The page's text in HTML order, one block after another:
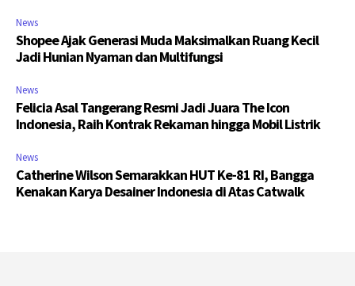
News
Shopee Ajak Generasi Muda Maksimalkan Ruang Kecil
Jadi Hunian Nyaman dan Multifungsi
News
Felicia Asal Tangerang Resmi Jadi Juara The Icon
Indonesia, Raih Kontrak Rekaman hingga Mobil Listrik
News
Catherine Wilson Semarakkan HUT Ke-81 RI, Bangga
Kenakan Karya Desainer Indonesia di Atas Catwalk